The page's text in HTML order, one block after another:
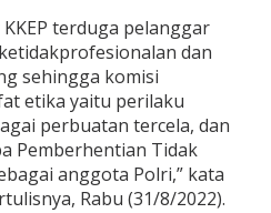
terduga pelanggar
dan
sehingga komisi
etika yaitu perilaku
perbuatan tercela, dan
Pemberhentian Tidak
anggota Polri,” kata
Rabu (31/8/2022).